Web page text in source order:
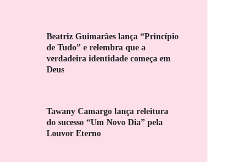
Beatriz Guimarães lança “Princípio
de Tudo” e relembra que a
verdadeira identidade começa em
Deus
Tawany Camargo lança releitura
do sucesso “Um Novo Dia” pela
Louvor Eterno